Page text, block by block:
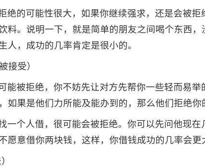
的可能性很大，如果你继续强求，还是会被拒
料。说明一下，就是简单的朋友之间喝个东西
，成功的几率肯定是很小的。
接受）
被拒绝，你不妨先让对方先帮你一些轻而易举
果是他们力所能及能办到的，那么他们拒绝你
一个人借，很可能会被拒绝。你可以先问他现
意借你两块钱，这样，你借钱成功的几率会更